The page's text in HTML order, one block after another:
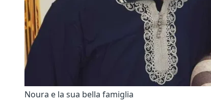
Noura e la sua bella famiglia